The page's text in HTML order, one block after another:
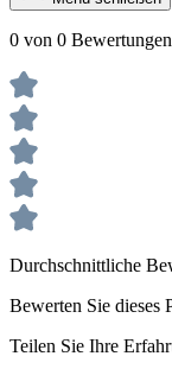
0 von 0 Bewertungen
Durchschnittliche
Bewerten Sie dieses
Teilen Sie Ihre